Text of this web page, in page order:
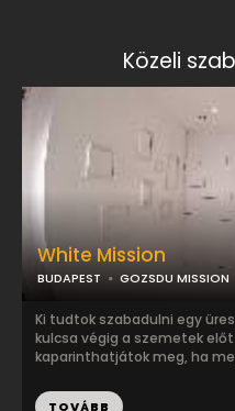
Közeli
White Mission
BUDAPEST GOZSDU MISSION
Ki tudtok szabadulni egy
kulcsa végig a szemetek
kaparinthatjátok meg, ha
TOVÁBB